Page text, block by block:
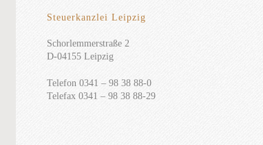
Steuerkanzlei Leipzig
Schorlemmerstraße 2
D-04155 Leipzig
Telefon 0341 – 98 38 88-0
Telefax 0341 – 98 38 88-29